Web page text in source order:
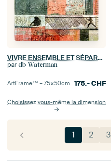
VIVRE ENSEMBLE ET SÉPARÉMENT
par db Waterman
ArtFrame™ –75×50cm 175.-CHF
Choisissez vous-même la dimension
1 2 3